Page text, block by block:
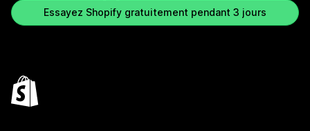
Essayez Shopify gratuitement pendant 3 jours